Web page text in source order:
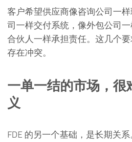
客户希望供应商像咨询公司一
司一样交付系统，像外包公司
合伙人一样承担责任。这几个
存在冲突。
一单一结的市场，很
义
FDE 的另一个基础，是长期关系